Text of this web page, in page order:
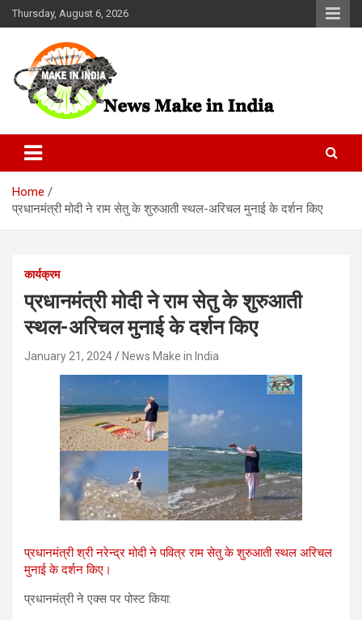
Skip
to
Thursday, August 6, 2026
News Make In india
Home
प्रधानमंत्री मोदी ने राम सेतु के शुरुआती स्थल-अरिचल मुनाई के दर्शन किए
कार्यक्रम
प्रधानमंत्री मोदी ने राम सेतु के शुरुआती
स्थल-अरिचल मुनाई के दर्शन किए
January 21, 2024 News Make in India
प्रधानमंत्री श्री नरेन्द्र मोदी ने पवित्र राम सेतु के शुरुआती स्थल अरिचल
मुनाई के दर्शन किए।
प्रधानमंत्री ने एक्स पर पोस्ट किया: